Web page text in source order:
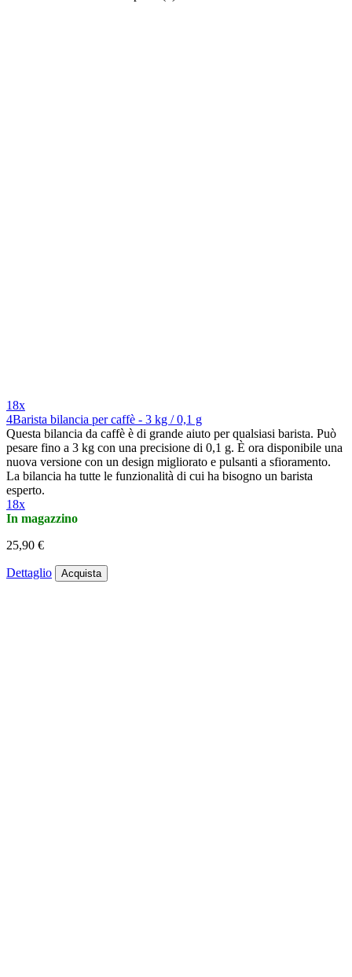
18x
4Barista bilancia per caffè - 3 kg / 0,1 g
Questa bilancia da caffè è di grande aiuto per qualsiasi barista. Può
pesare fino a 3 kg con una precisione di 0,1 g. È ora disponibile una
nuova versione con un design migliorato e pulsanti a sfioramento.
La bilancia ha tutte le funzionalità di cui ha bisogno un barista
esperto.
18x
In magazzino
25,90 €
Dettaglio Acquista